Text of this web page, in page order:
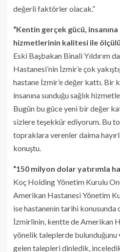
değerli faktörler olacak.”
“Kentin gerçek gücü, insanına
hizmetlerinin kalitesi ile
Eski Başbakan Binali Yıldırım
Hastanesi’nin İzmir’e çok
hastane İzmir’e değer kattı. Bir
insanına sunduğu sağlık
Bugün bu güce yeni bir değer
sizlere teşekkür ediyorum. Bu
topraklara verenler daima
konuştu.
“150 milyon dolar yatırımla
Koç Holding Yönetim Kurulu
Amerikan Hastanesi Yönetim
ise hastanenin tarihi
İzmirlinin, kentte de Amerikan
yönelik taleplerde bulunduğunu
gelen talepleri dinledik,